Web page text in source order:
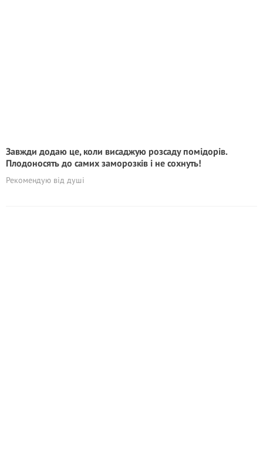
Завжди додаю це, коли висаджую розсаду помідорів.
Плодоносять до самих заморозків і не сохнуть!
Рекомендую від душі